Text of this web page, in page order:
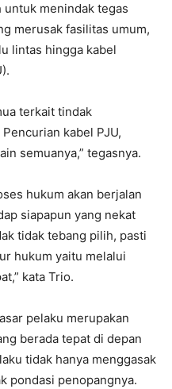
menindak tegas
merusak fasilitas umum,
lintas hingga kabel
terkait tindak
kabel PJU,
semuanya,” tegasnya.
hukum akan berjalan
siapapun yang nekat
tidak tebang pilih, pasti
hukum yaitu melalui
kata Trio.
pelaku merupakan
berada tepat di depan
tidak hanya menggasak
pondasi penopangnya.